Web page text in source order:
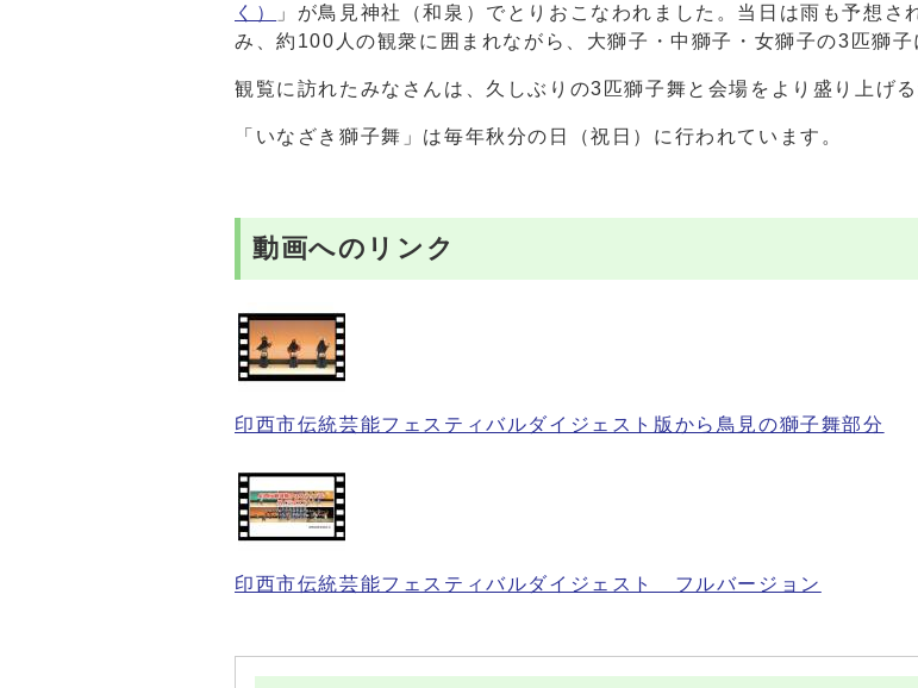
く）
」が鳥見神社（和泉）でとりおこなわれました。当日は雨も予想
み、約100人の観衆に囲まれながら、大獅子・中獅子・女獅子の3匹獅子
観覧に訪れたみなさんは、久しぶりの3匹獅子舞と会場をより盛り上げ
「いなざき獅子舞」は毎年秋分の日（祝日）に行われています。
動画へのリンク
印西市伝統芸能フェスティバルダイジェスト版から鳥見の獅子舞部分
印西市伝統芸能フェスティバルダイジェスト フルバージョン